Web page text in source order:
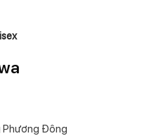
Phương Đông